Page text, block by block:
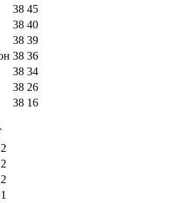
38 45
38 40
38 39
38 36
38 34
38 26
38 16